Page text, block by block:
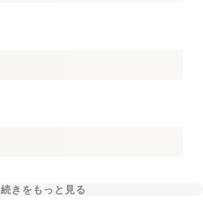
続きをもっと見る